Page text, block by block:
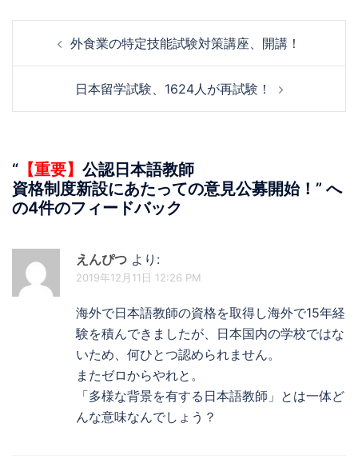
ゲ
シ
ョ
ン
外食業の特定技能試験対策講座、開講！
日本留学試験、1624人が再試験！
“ 【重要】 公認日本語教師
資格制度新設にあたっての意見公募開始！ ” へ
の4件のフィードバック
えんぴつ より:
2019年12月11日 12:26 PM
海外で日本語教師の資格を取得し海外で15年経
験を積んできましたが、日本国内の学校ではな
いため、何ひとつ認められません。
またゼロからやれと。
「多様な背景を有する日本語教師」とは一体ど
んな意味なんでしょう？